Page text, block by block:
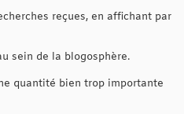
reçues, en affichant par
sein de la blogosphère.
quantité bien trop importante